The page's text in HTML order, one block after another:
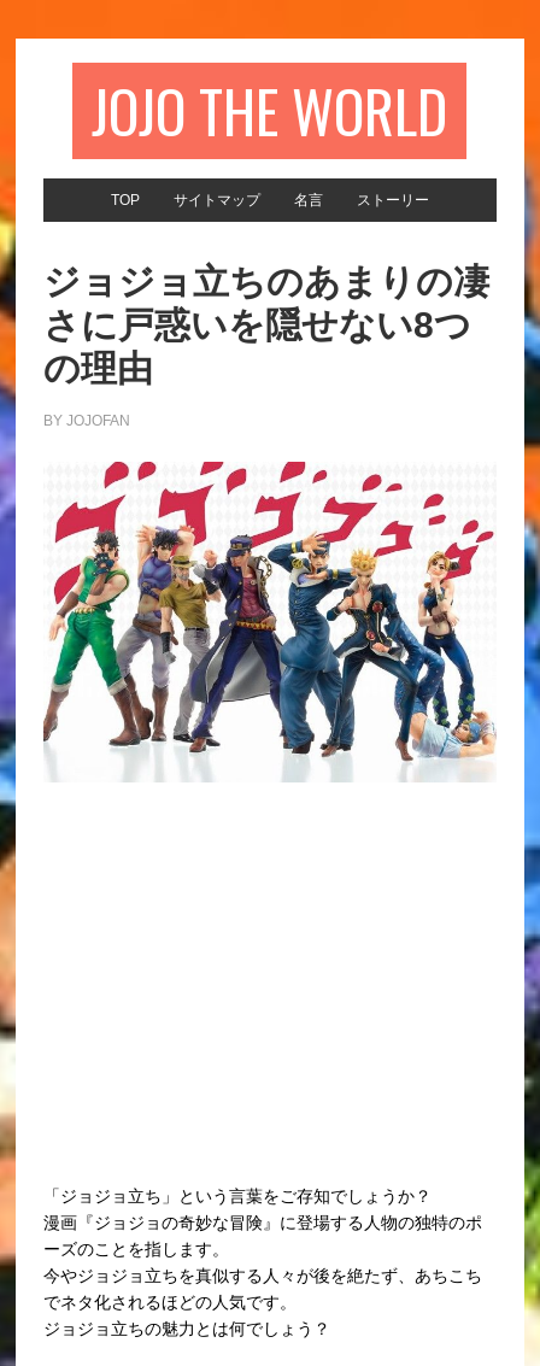
JOJO THE WORLD
TOP サイトマップ 名言 ストーリー
ジョジョ立ちのあまりの凄
さに戸惑いを隠せない8つ
の理由
BY JOJOFAN
「ジョジョ立ち」という言葉をご存知でしょうか？
漫画『ジョジョの奇妙な冒険』に登場する人物の独特のポ
ーズのことを指します。
今やジョジョ立ちを真似する人々が後を絶たず、あちこち
でネタ化されるほどの人気です。
ジョジョ立ちの魅力とは何でしょう？